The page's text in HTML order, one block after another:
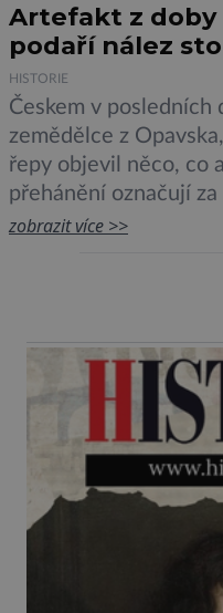
Artefakt z doby
podaří nález
HISTORIE
Českem v posledních
zemědělce z
řepy objevil něco, co
přehánění označují
původně domnívali,
zobrazit více >>